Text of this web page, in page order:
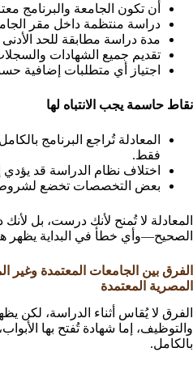
أن تكون الجامعة والبرنامج
دراسة منتظمة داخل مقر
مدة دراسة مطابقة للحد
تقديم جميع الشهادات
اجتياز أي متطلبات
نقاط حاسمة يجب الانتباه لها
المعادلة تُراجع البرنامج
فقط.
اختلاف نظام الدراسة قد
بعض التخصصات تخضع لشروط
المعادلة لا تُمنح لأنك درست، بل
الصحيح—وأي خطأ في البداية يظهر
الفرق بين الجامعات المعتمدة وغير
المصرية المعتمدة
الفرق لا يُقاس أثناء الدراسة، لكن
والتوظيف، إما شهادة تُفتح بها
بالكامل.